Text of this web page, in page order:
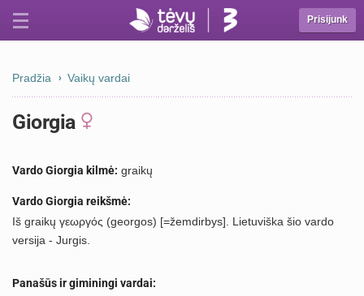
Prisijunk
Pradžia Vaikų vardai
Giorgia
Vardo Giorgia kilmė: graikų
Vardo Giorgia reikšmė:
Iš graikų γεωργός (georgos) [=žemdirbys]. Lietuviška šio vardo
versija - Jurgis.
Panašūs ir giminingi vardai: